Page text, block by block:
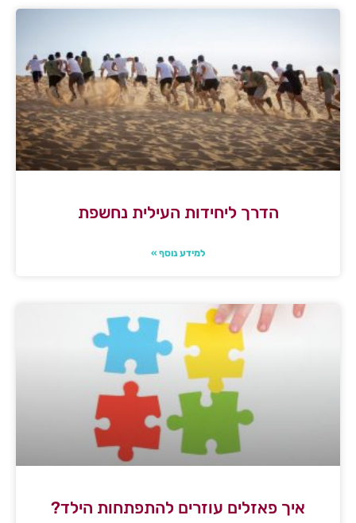
הדרך ליחידות העילית נחשפת
למידע נוסף »
איך פאזלים עוזרים להתפתחות הילד?